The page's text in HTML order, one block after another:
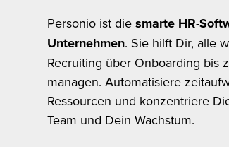
Personio ist diesmarte HR-
Unternehmen. Sie hilft Dir, alle
Recruiting über Onboarding bis
managen. Automatisiere
Ressourcen und konzentriere
Team und Dein Wachstum.